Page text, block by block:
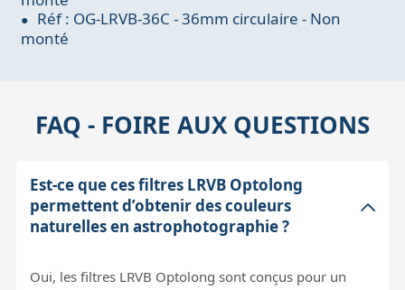
Réf : OG-LRVB-36C - 36mm circulaire - Non
monté
FAQ - FOIRE AUX QUESTIONS
Est-ce que ces filtres LRVB Optolong
permettent d’obtenir des couleurs
naturelles en astrophotographie ?
Oui, les filtres LRVB Optolong sont conçus pour un